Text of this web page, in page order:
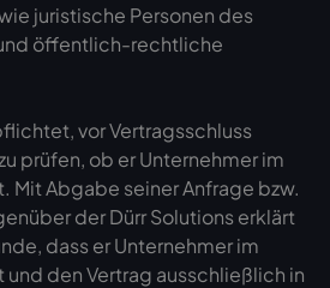
juristische Personen des
öffentlich-rechtliche
vor Vertragsschluss
prüfen, ob er Unternehmer im
Mit Abgabe seiner Anfrage bzw.
der Dürr Solutions erklärt
dass er Unternehmer im
und den Vertrag ausschließlich in